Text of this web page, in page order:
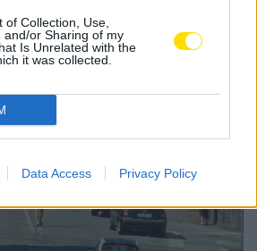
of Collection, Use,
and/or Sharing of my
Is Unrelated with the
it was collected.
Data Access Privacy Policy